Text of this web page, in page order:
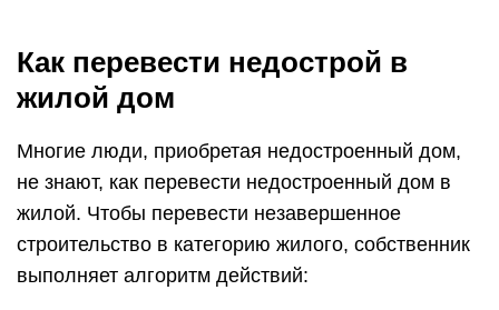
Как перевести недострой в
жилой дом
Многие люди, приобретая недостроенный дом,
не знают, как перевести недостроенный дом в
жилой. Чтобы перевести незавершенное
строительство в категорию жилого, собственник
выполняет алгоритм действий: